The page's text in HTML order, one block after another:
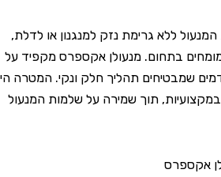
ללא גרימת נזק למנגנון או לדלת,
בתחום. מנעולן אקספרס מקפיד על
תהליך חלק ונקי. המטרה היא
תוך שמירה על שלמות המנעול